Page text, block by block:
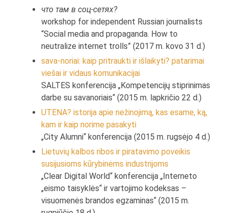
что там в соц-сетях?
workshop for independent Russian journalists
“Social media and propaganda. How to
neutralize internet trolls” (2017 m. kovo 31 d.)
sava-noriai: kaip pritraukti ir išlaikyti? patarimai
viešai ir vidaus komunikacijai
SALTES konferencija „Kompetencijų stiprinimas
darbe su savanoriais“ (2015 m. lapkričio 22 d.)
UTENA? istorija apie nežinojimą, kas esame, ką,
kam ir kaip norime pasakyti
„City Alumni“ konferencija (2015 m. rugsėjo 4 d.)
Lietuvių kalbos ribos ir piratavimo poveikis
susijusioms kūrybinėms industrijoms
„Clear Digital World“ konferencija „Interneto
„eismo taisyklės“ ir vartojimo kodeksas –
visuomenės brandos egzaminas“ (2015 m.